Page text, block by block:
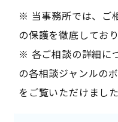
※ 当事務所では、ご
の保護を徹底しており
※ 各ご相談の詳細に
の各相談ジャンルの
をご覧いただけまし